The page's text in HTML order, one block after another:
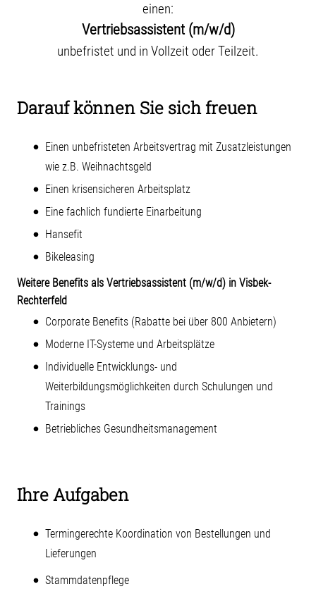
einen:
Vertriebsassistent (m/w/d)
unbefristet und in Vollzeit oder Teilzeit.
Darauf können Sie sich freuen
Einen unbefristeten Arbeitsvertrag mit Zusatzleistungen
wie z.B. Weihnachtsgeld
Einen krisensicheren Arbeitsplatz
Eine fachlich fundierte Einarbeitung
Hansefit
Bikeleasing
Weitere Benefits als Vertriebsassistent (m/w/d) in Visbek-
Rechterfeld
Corporate Benefits (Rabatte bei über 800 Anbietern)
Moderne IT-Systeme und Arbeitsplätze
Individuelle Entwicklungs- und
Weiterbildungsmöglichkeiten durch Schulungen und
Trainings
Betriebliches Gesundheitsmanagement
Ihre Aufgaben
Termingerechte Koordination von Bestellungen und
Lieferungen
Stammdatenpflege